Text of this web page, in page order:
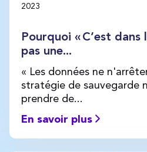
2023
Pourquoi « C’est dans
pas une...
« Les données ne
stratégie de sauvegarde
prendre de...
En savoir plus